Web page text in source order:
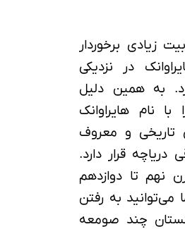
زیادی برخوردار
در نزدیکی
به همین دلیل
نام هایراوانک
تاریخی و معروف
قرار دارد.
نهم تا دوازدهم
می‌توانید به رفتن
چند صومعه